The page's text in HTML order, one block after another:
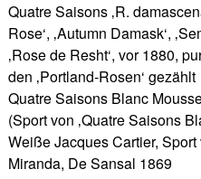
Quatre Saisons ‚R.
Rose‘, ‚Autumn Damask‘,
‚Rose de Resht‘, vor 1880,
den ‚Portland-Rosen‘ gezählt
Quatre Saisons Blanc
(Sport von ‚Quatre Saisons
Weiße Jacques Cartier, Sport
Miranda, De Sansal 1869